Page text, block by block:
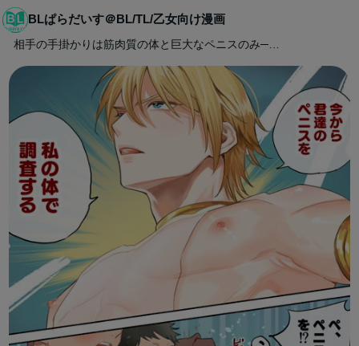
BLぱらだいす＠BL/TL/乙女向け漫画
相手の手掛かりは筋肉質の体と巨大なペニスのみ─…